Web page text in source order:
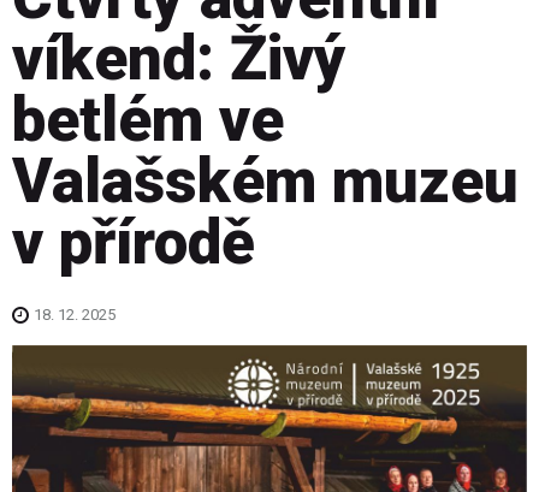
víkend: Živý
betlém ve
Valašském muzeu
v přírodě
18. 12. 2025